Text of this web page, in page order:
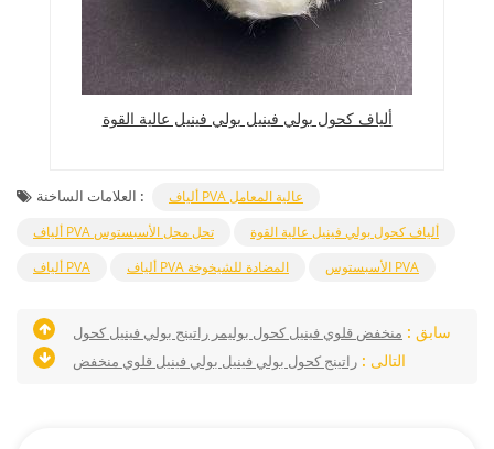
ألياف كحول بولي فينيل بولي فينيل عالية القوة
العلامات الساخنة :
ألياف PVA عالية المعامل
ألياف PVA تحل محل الأسبستوس
ألياف كحول بولي فينيل عالية القوة
ألياف PVA
ألياف PVA المضادة للشيخوخة الأسبستوس PVA
سابق : منخفض قلوي فينيل كحول بوليمر راتينج بولي فينيل كحول
التالى : راتينج كحول بولي فينيل بولي فينيل قلوي منخفض